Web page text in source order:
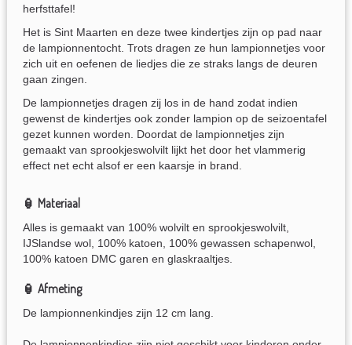
herfsttafel!
Het is Sint Maarten en deze twee kindertjes zijn op pad naar
de lampionnentocht. Trots dragen ze hun lampionnetjes voor
zich uit en oefenen de liedjes die ze straks langs de deuren
gaan zingen.
De lampionnetjes dragen zij los in de hand zodat indien
gewenst de kindertjes ook zonder lampion op de seizoentafel
gezet kunnen worden. Doordat de lampionnetjes zijn
gemaakt van sprookjeswolvilt lijkt het door het vlammerig
effect net echt alsof er een kaarsje in brand.
🏮 Materiaal
Alles is gemaakt van 100% wolvilt en sprookjeswolvilt,
IJSlandse wol, 100% katoen, 100% gewassen schapenwol,
100% katoen DMC garen en glaskraaltjes.
🏮 Afmeting
De lampionnenkindjes zijn 12 cm lang.